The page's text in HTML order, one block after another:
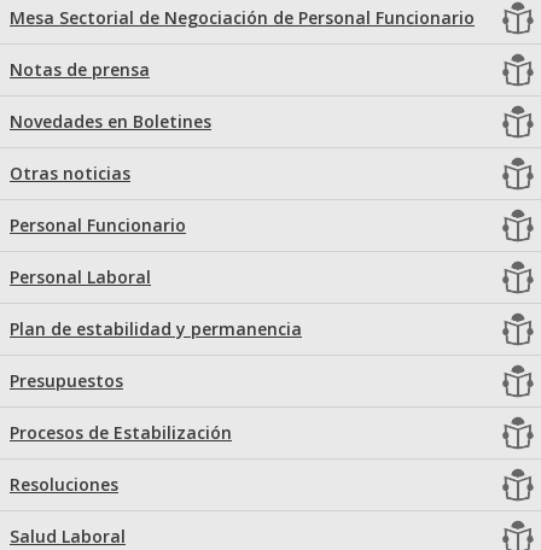
Mesa Sectorial de Negociación de Personal Funcionario
Notas de prensa
Novedades en Boletines
Otras noticias
Personal Funcionario
Personal Laboral
Plan de estabilidad y permanencia
Presupuestos
Procesos de Estabilización
Resoluciones
Salud Laboral